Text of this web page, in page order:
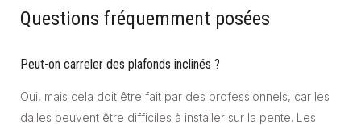
Questions fréquemment posées
Peut-on carreler des plafonds inclinés ?
Oui, mais cela doit être fait par des professionnels, car les
dalles peuvent être difficiles à installer sur la pente. Les